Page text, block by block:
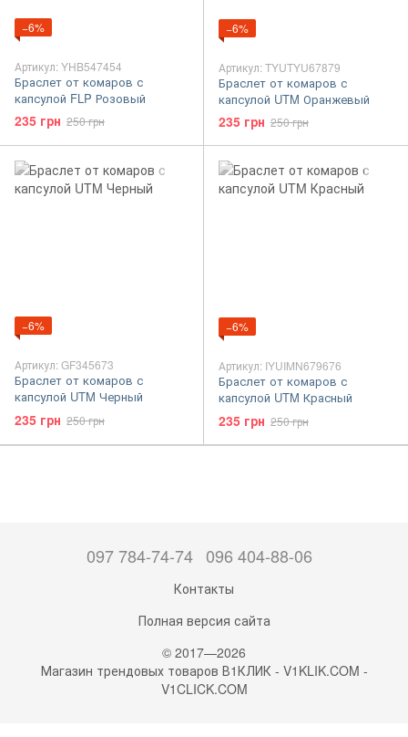
−6%
Артикул: YHB547454
Браслет от комаров с
капсулой FLP Розовый
235 грн 250 грн
−6%
Артикул: TYUTYU67879
Браслет от комаров с
капсулой UTM Оранжевый
235 грн 250 грн
−6%
Артикул: GF345673
Браслет от комаров с
капсулой UTM Черный
235 грн 250 грн
−6%
Артикул: IYUIMN679676
Браслет от комаров с
капсулой UTM Красный
235 грн 250 грн
097 784-74-74 096 404-88-06
Контакты
Полная версия сайта
© 2017—2026
Магазин трендовых товаров В1КЛИК - V1KLIK.COM -
V1CLICK.COM